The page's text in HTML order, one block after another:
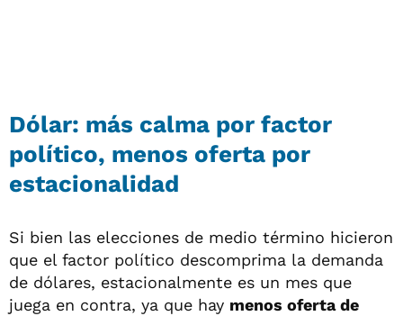
Dólar: más calma por factor
político, menos oferta por
estacionalidad
Si bien las elecciones de medio término hicieron
que el factor político descomprima la demanda
de dólares, estacionalmente es un mes que
juega en contra, ya que hay menos oferta de